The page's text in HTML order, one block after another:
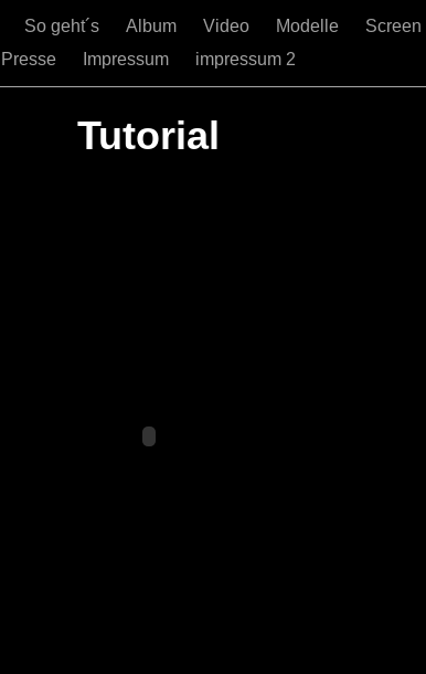
So geht´s Album Video Modelle Screen
Presse
Impressum impressum 2
Tutorial